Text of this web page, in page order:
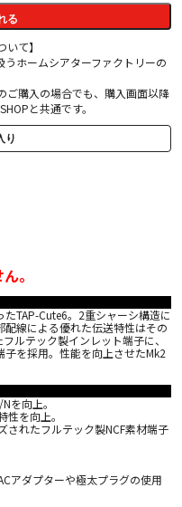
る
て】
ホームシアターファクトリーの
ご購入の場合でも、購入画面以降
と共通です。
り
。
TAP-Cute6。2重シャーシ構造に
配線による優れた伝送特性はその
ルテック製インレット端子に、
を採用。性能を向上させたMk2
を向上。
を向上。
されたフルテック製NCF素材端子
アダプターや極太プラグの使用